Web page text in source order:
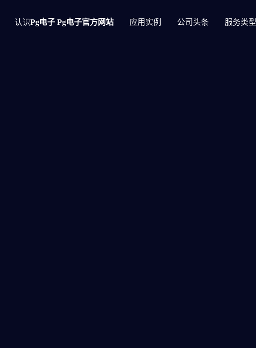
认识Pg电子 Pg电子官方网站 应用实例 公司头条 服务类型